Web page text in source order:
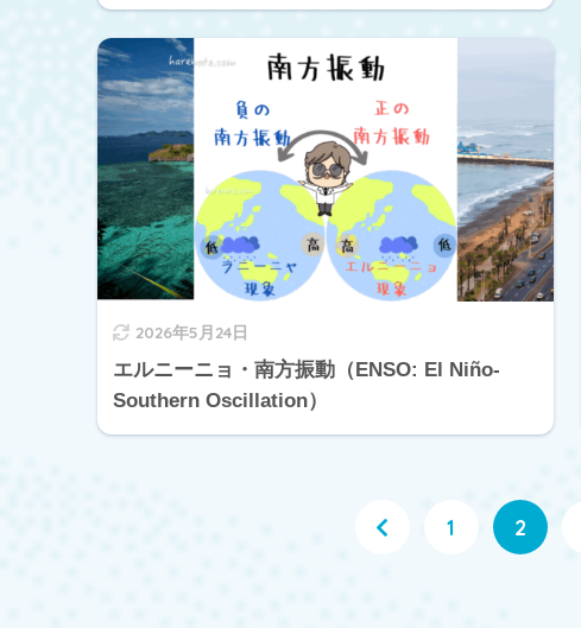
2026年5月24日
エルニーニョ・南方振動（ENSO: El Niño-
Southern Oscillation）
1 2